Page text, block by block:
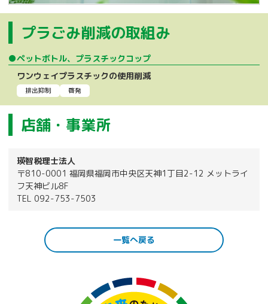
プラごみ削減の取組み
●ペットボトル、プラスチックコップ
ワンウェイプラスチックの使用削減
排出抑制 啓発
店舗・事業所
瑛智税理士法人
〒810-0001 福岡県福岡市中央区天神1丁目2-12 メットライ
フ天神ビル8F
TEL 092-753-7503
一覧へ戻る